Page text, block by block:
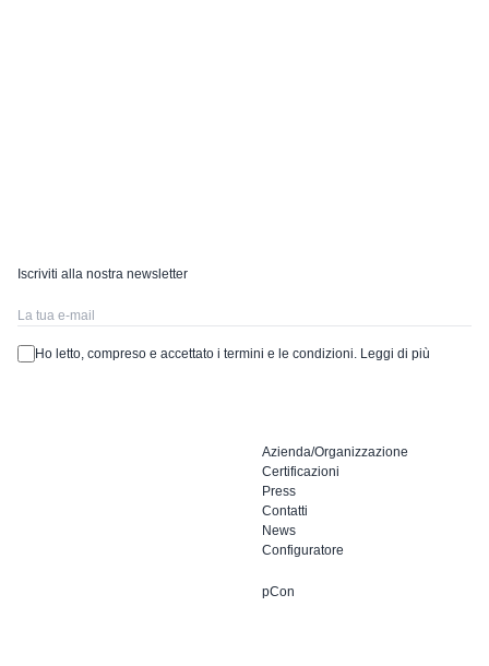
Azienda/Organizzazione
Certificazioni
Press
Contatti
News
Configuratore
pCon
Iscriviti alla nostra newsletter
Ho letto, compreso e accettato i termini e le condizioni. Leggi di più